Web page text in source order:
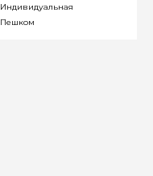
Индивидуальная
Пешком